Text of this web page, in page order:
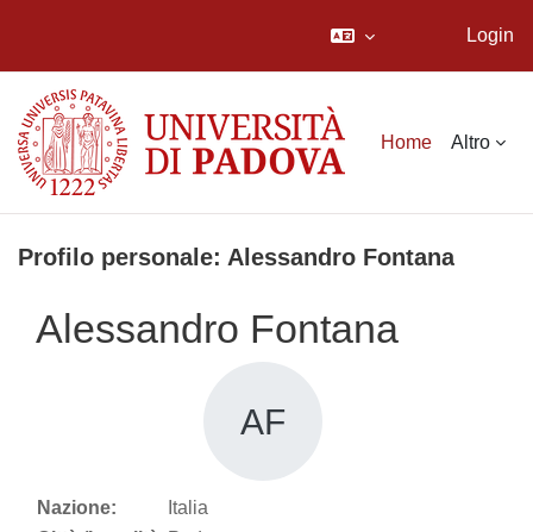
Login
Home Altro
Profilo personale: Alessandro Fontana
Alessandro Fontana
AF
Nazione:
Italia